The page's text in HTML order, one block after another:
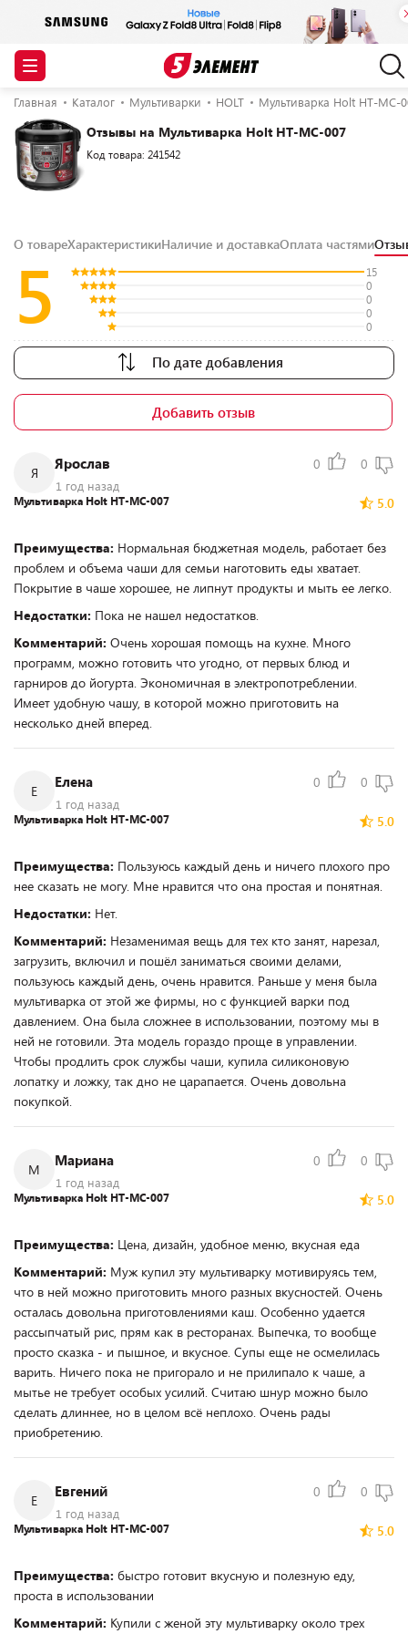
Главная Каталог Мультиварки HOLT Мультиварка Holt HT-MC-
Отзывы на Мультиварка Holt HT-MC-007
Код товара: 241542
О товареХарактеристикиНаличие и доставкаОплата частями
5
15
0
0
0
0
По дате добавления
Добавить отзыв
Я
Ярослав
1 год назад
0 0
5.0
Мультиварка Holt HT-MC-007
Преимущества: Нормальная бюджетная модель, работает без
проблем и объема чаши для семьи наготовить еды хватает.
Покрытие в чаше хорошее, не липнут продукты и мыть ее легко.
Недостатки: Пока не нашел недостатков.
Комментарий: Очень хорошая помощь на кухне. Много
программ, можно готовить что угодно, от первых блюд и
гарниров до йогурта. Экономичная в электропотреблении.
Имеет удобную чашу, в которой можно приготовить на
несколько дней вперед.
Е
Елена
1 год назад
0 0
5.0
Мультиварка Holt HT-MC-007
Преимущества: Пользуюсь каждый день и ничего плохого про
нее сказать не могу. Мне нравится что она простая и понятная.
Недостатки: Нет.
Комментарий: Незаменимая вещь для тех кто занят, нарезал,
загрузить, включил и пошёл заниматься своими делами,
пользуюсь каждый день, очень нравится. Раньше у меня была
мультиварка от этой же фирмы, но с функцией варки под
давлением. Она была сложнее в использовании, поэтому мы в
ней не готовили. Эта модель гораздо проще в управлении.
Чтобы продлить срок службы чаши, купила силиконовую
лопатку и ложку, так дно не царапается. Очень довольна
покупкой.
М
Мариана
1 год назад
0 0
5.0
Мультиварка Holt HT-MC-007
Преимущества: Цена, дизайн, удобное меню, вкусная еда
Комментарий: Муж купил эту мультиварку мотивируясь тем,
что в ней можно приготовить много разных вкусностей. Очень
осталась довольна приготовлениями каш. Особенно удается
рассыпчатый рис, прям как в ресторанах. Выпечка, то вообще
просто сказка - и пышное, и вкусное. Супы еще не осмелилась
варить. Ничего пока не пригорало и не прилипало к чаше, а
мытье не требует особых усилий. Считаю шнур можно было
сделать длиннее, но в целом всё неплохо. Очень рады
приобретению.
Е
Евгений
1 год назад
0 0
5.0
Мультиварка Holt HT-MC-007
Преимущества: быстро готовит вкусную и полезную еду,
проста в использовании
Комментарий: Купили с женой эту мультиварку около трех